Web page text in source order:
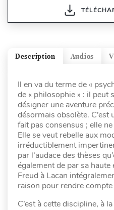
Audios
Description
Il en va du terme de «
de « philosophie » : il peut
désigner une aventure
désormais obsolète. C’est
fait pas consensus ; elle
Elle se veut rebelle aux
irréductiblement
par l’audace des thèses
également de par sa
Freud à Lacan
raison pour rendre
C’est à cette discipline, à